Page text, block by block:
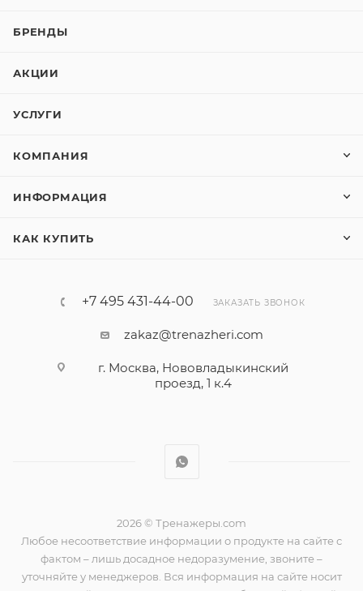
БРЕНДЫ
АКЦИИ
УСЛУГИ
КОМПАНИЯ
ИНФОРМАЦИЯ
КАК КУПИТЬ
+7 495 431-44-00 ЗАКАЗАТЬ ЗВОНОК
zakaz@trenazheri.com
г. Москва, Нововладыкинский
проезд, 1 к.4
2026 © Тренажеры.com
Любое несоответствие информации о продукте на сайте с
фактом – лишь досадное недоразумение, звоните –
уточняйте у менеджеров. Вся информация на сайте носит